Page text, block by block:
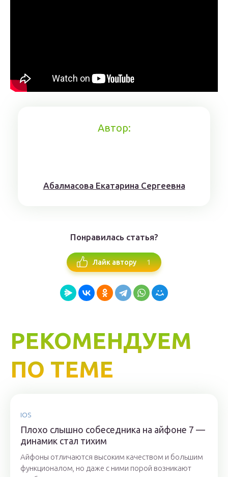
Автор:
Aбaлмaсoвa Eкaтaринa Ceргeeвнa
Понравилась статья?
Лайк автору 1
РЕКОМЕНДУЕМ
ПО ТЕМЕ
IOS
Плохо слышно собеседника на айфоне 7 —
динамик стал тихим
Айфоны отличаются высоким качеством и большим
функционалом, но даже с ними порой возникают